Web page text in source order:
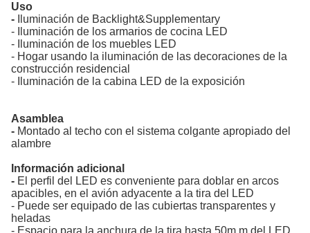
Uso
-
Iluminación de Backlight&Supplementary
- Iluminación de los armarios de cocina LED
- Iluminación de los muebles LED
- Hogar usando la iluminación de las decoraciones de la
construcción residencial
- Iluminación de la cabina LED de la exposición
Asamblea
- Montado al techo con el sistema colgante apropiado del
alambre
Información adicional
- El perfil del LED es conveniente para doblar en arcos
apacibles, en el avión adyacente a la tira del LED
- Puede ser equipado de las cubiertas transparentes y
heladas
- Espacio para la anchura de la tira hasta 50m m del LED